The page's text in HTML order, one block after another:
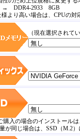
→ DDR4-2933 8GB
より高い場合は、CPUの
（現在選択されて
購入の場合のインストール
が同じ場合は、SSD（M.2